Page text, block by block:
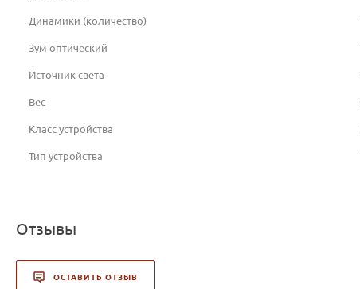
Динамики (количество)
Зум оптический
Источник света
Вес
Класс устройства
Тип устройства
Отзывы
ОСТАВИТЬ ОТЗЫВ